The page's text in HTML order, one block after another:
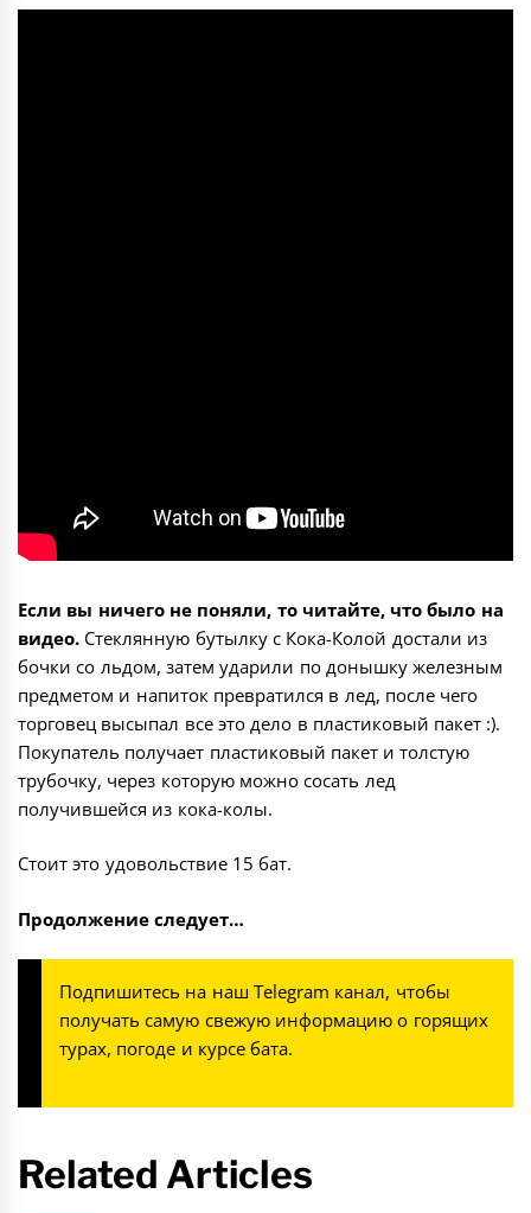
Если вы ничего не поняли, то читайте, что было на
видео. Стеклянную бутылку с Кока-Колой достали из
бочки со льдом, затем ударили по донышку железным
предметом и напиток превратился в лед, после чего
торговец высыпал все это дело в пластиковый пакет :).
Покупатель получает пластиковый пакет и толстую
трубочку, через которую можно сосать лед
получившейся из кока-колы.
Стоит это удовольствие 15 бат.
Продолжение следует…
Подпишитесь на наш Telegram канал, чтобы
получать самую свежую информацию о горящих
турах, погоде и курсе бата.
Related Articles